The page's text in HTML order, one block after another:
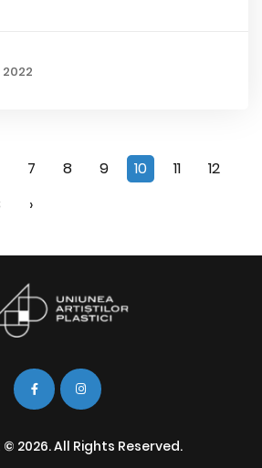
7 8 9 10 11
12
›
2026. All Rights Reserved.